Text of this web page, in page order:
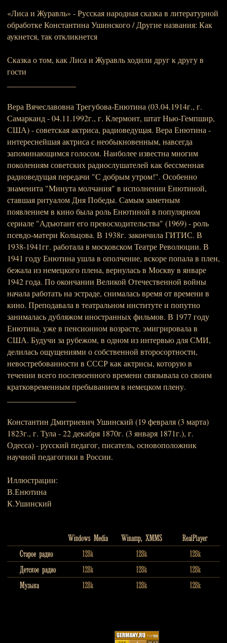
«Лиса и Журавль» - Русская народная сказка в литературной
обработке Константина Ушинского / Другие названия: Как
аукнется, так откликнется
Сказка о том, как Лиса и Журавль ходили друг к другу в
гости
Вера Вячеславовна Трегубова-Енютина (03.04.1914г., г.
Самарканд - 04.11.1992г., г. Клермонт, штат Нью-Гемпшир,
США) - советская актриса, радиоведущая. Вера Енютина -
интереснейшая актриса с необыкновенным, навсегда
запоминающимся голосом. Наиболее известна многим
поколениям советских радиослушателей как бессменная
радиоведущая передачи "С добрым утром!". Особенно
знаменита "Минута молчания" в исполнении Енютиной,
ставшая ритуалом Дня Победы. Самым заметным
появлением в кино была роль Енютиной в популярном
сериале "Адъютант его превосходительства" (1969) - роль
псевдо-матери Кольцова. В 1938г. закончила ГИТИС. В
1938-1941гг. работала в московском Театре Революции. В
1941 году Енютина ушла в ополчение, вскоре попала в плен,
бежала из немецкого плена, вернулась в Москву в январе
1942 года. По окончании Великой Отечественной войны
начала работать на эстраде, снималась время от времени в
кино. Преподавала в театральном институте и попутно
занималась дубляжом иностранных фильмов. В 1977 году
Енютина, уже в пенсионном возрасте, эмигрировала в
США. Будучи за рубежом, в одном из интервью для СМИ,
делилась ощущениями о собственной второсортности,
невостребованности в СССР как актрисы, которую в
течении всего послевоенного времени связывала со своим
кратковременным пребыванием в немецком плену.
Константин Дмитриевич Ушинский (19 февраля (3 марта)
1823г., г. Тула - 22 декабря 1870г. (3 января 1871г.), г.
Одесса) - русский педагог, писатель, основоположник
научной педагогики в России.
Иллюстрации:
В.Енютина
К.Ушинский